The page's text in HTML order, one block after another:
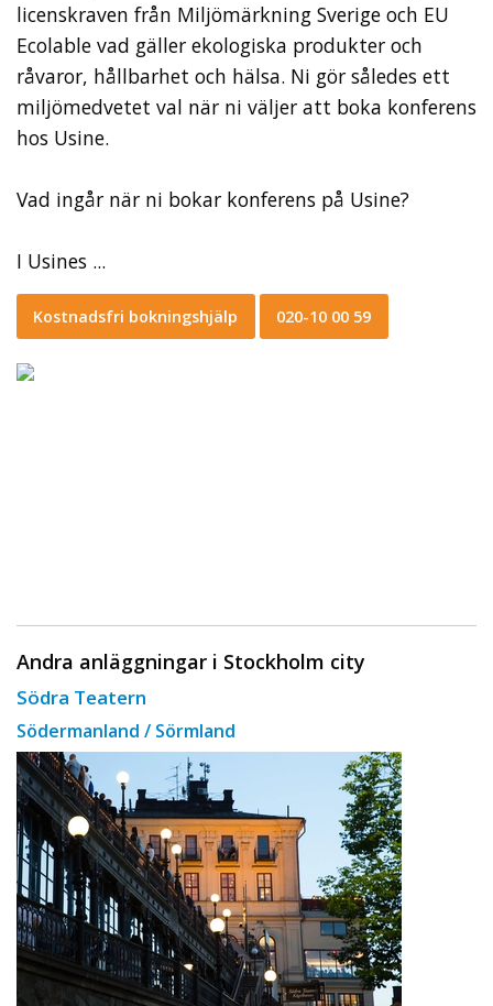
licenskraven från Miljömärkning Sverige och EU
Ecolable vad gäller ekologiska produkter och
råvaror, hållbarhet och hälsa. Ni gör således ett
miljömedvetet val när ni väljer att boka konferens
hos Usine.
Vad ingår när ni bokar konferens på Usine?
I Usines ...
Kostnadsfri bokningshjälp 020-10 00 59
Andra anläggningar i Stockholm city
Södra Teatern
Södermanland / Sörmland